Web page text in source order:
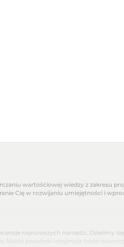
wartościowej wiedzy z zakresu
Cię w rozwijaniu umiejętności i
najnowszych narzędzi. Dzielimy
Nasze poradniki obejmują także